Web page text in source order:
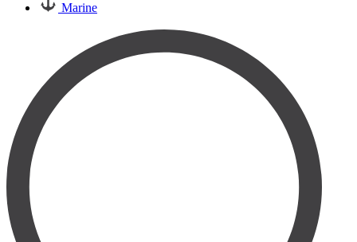
Marine